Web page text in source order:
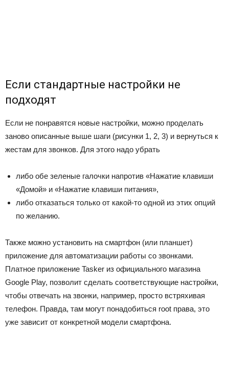
Если стандартные настройки не
подходят
Если не понравятся новые настройки, можно проделать
заново описанные выше шаги (рисунки 1, 2, 3) и вернуться к
жестам для звонков. Для этого надо убрать
либо обе зеленые галочки напротив «Нажатие клавиши
«Домой» и «Нажатие клавиши питания»,
либо отказаться только от какой-то одной из этих опций
по желанию.
Также можно установить на смартфон (или планшет)
приложение для автоматизации работы со звонками.
Платное приложение Tasker из официального магазина
Google Play, позволит сделать соответствующие настройки,
чтобы отвечать на звонки, например, просто встряхивая
телефон. Правда, там могут понадобиться root права, это
уже зависит от конкретной модели смартфона.